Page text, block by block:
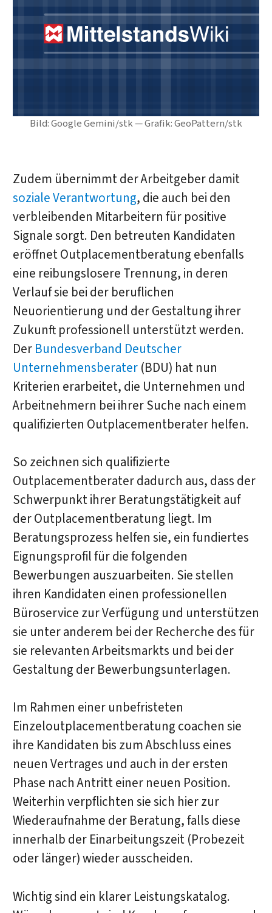
Bild: Google Gemini/stk — Grafik: GeoPattern/stk
Zudem übernimmt der Arbeitgeber damit
soziale Verantwortung, die auch bei den
verbleibenden Mitarbeitern für positive
Signale sorgt. Den betreuten Kandidaten
eröffnet Outplacementberatung ebenfalls
eine reibungslosere Trennung, in deren
Verlauf sie bei der beruflichen
Neuorientierung und der Gestaltung ihrer
Zukunft professionell unterstützt werden.
Der Bundesverband Deutscher
Unternehmensberater(BDU) hat nun
Kriterien erarbeitet, die Unternehmen und
Arbeitnehmern bei ihrer Suche nach einem
qualifizierten Outplacementberater helfen.
So zeichnen sich qualifizierte
Outplacementberater dadurch aus, dass der
Schwerpunkt ihrer Beratungstätigkeit auf
der Outplacementberatung liegt. Im
Beratungsprozess helfen sie, ein fundiertes
Eignungsprofil für die folgenden
Bewerbungen auszuarbeiten. Sie stellen
ihren Kandidaten einen professionellen
Büroservice zur Verfügung und unterstützen
sie unter anderem bei der Recherche des für
sie relevanten Arbeitsmarkts und bei der
Gestaltung der Bewerbungsunterlagen.
Im Rahmen einer unbefristeten
Einzeloutplacementberatung coachen sie
ihre Kandidaten bis zum Abschluss eines
neuen Vertrages und auch in der ersten
Phase nach Antritt einer neuen Position.
Weiterhin verpflichten sie sich hier zur
Wiederaufnahme der Beratung, falls diese
innerhalb der Einarbeitungszeit (Probezeit
oder länger) wieder ausscheiden.
Wichtig sind ein klarer Leistungskatalog.